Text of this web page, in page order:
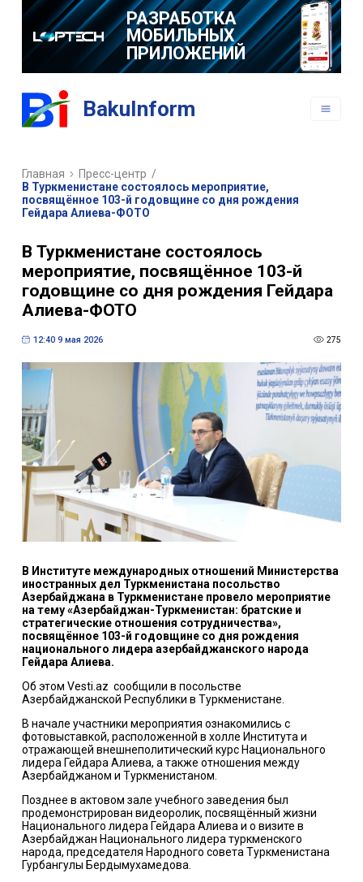
РАЗРАБОТКА
МОБИЛЬНЫХ
ПРИЛОЖЕНИЙ
BakuInform
Главная Пресс-центр /
В Туркменистане состоялось мероприятие,
посвящённое 103-й годовщине со дня рождения
Гейдара Алиева-ФОТО
В Туркменистане состоялось
мероприятие, посвящённое 103-й
годовщине со дня рождения Гейдара
Алиева-ФОТО
12:40 9 мая 2026 275
В Институте международных отношений Министерства
иностранных дел Туркменистана посольство
Азербайджана в Туркменистане провело мероприятие
на тему «Азербайджан-Туркменистан: братские и
стратегические отношения сотрудничества»,
посвящённое 103-й годовщине со дня рождения
национального лидера азербайджанского народа
Гейдара Алиева.
Об этом Vesti.az сообщили в посольстве
Азербайджанской Республики в Туркменистане.
В начале участники мероприятия ознакомились с
фотовыставкой, расположенной в холле Института и
отражающей внешнеполитический курс Национального
лидера Гейдара Алиева, а также отношения между
Азербайджаном и Туркменистаном.
Позднее в актовом зале учебного заведения был
продемонстрирован видеоролик, посвящённый жизни
Национального лидера Гейдара Алиева и о визите в
Азербайджан Национального лидера туркменского
народа, председателя Народного совета Туркменистана
Гурбангулы Бердымухамедова.